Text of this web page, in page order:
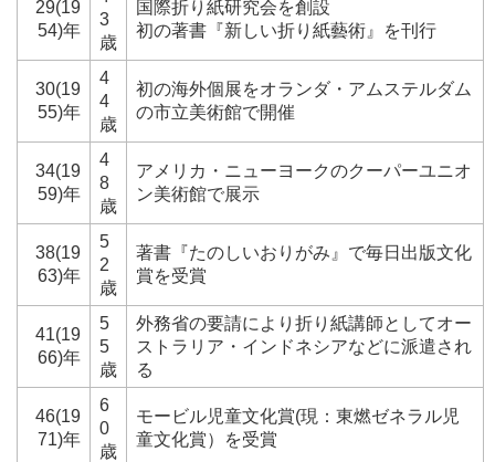
29(19
54)年
3
歳
国際折り紙研究会を創設
初の著書『新しい折り紙藝術』を刊行
30(19
55)年
4
4
歳
初の海外個展をオランダ・アムステルダム
の市立美術館で開催
34(19
59)年
4
8
歳
アメリカ・ニューヨークのクーパーユニオ
ン美術館で展示
38(19
63)年
5
2
歳
著書『たのしいおりがみ』で毎日出版文化
賞を受賞
41(19
66)年
5
5
歳
外務省の要請により折り紙講師としてオー
ストラリア・インドネシアなどに派遣され
る
46(19
71)年
6
0
歳
モービル児童文化賞(現：東燃ゼネラル児
童文化賞）を受賞